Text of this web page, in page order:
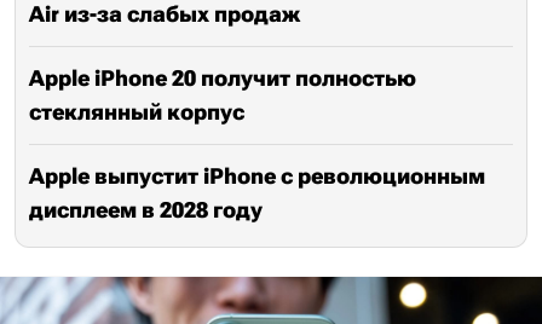
Air из-за слабых продаж
Apple iPhone 20 получит полностью
стеклянный корпус
Apple выпустит iPhone с революционным
дисплеем в 2028 году